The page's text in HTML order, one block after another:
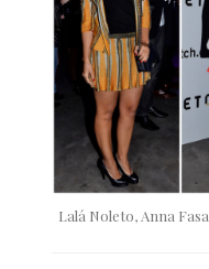
Lalá Noleto, Anna